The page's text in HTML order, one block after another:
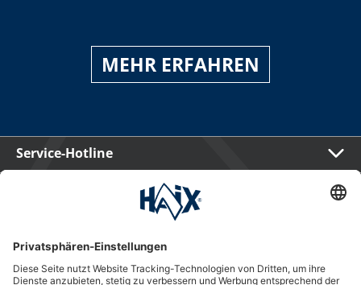
MEHR ERFAHREN
Service-Hotline
Shop Service